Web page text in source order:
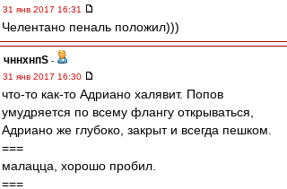
31 янв 2017 16:31
Челентано пеналь положил)))
чннхнпS -
31 янв 2017 16:30
что-то как-то Адриано халявит. Попов
умудряется по всему флангу открываться,
Адриано же глубоко, закрыт и всегда пешком.
===
малацца, хорошо пробил.
===